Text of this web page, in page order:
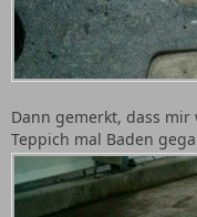
Dann gemerkt, dass
Teppich mal Baden